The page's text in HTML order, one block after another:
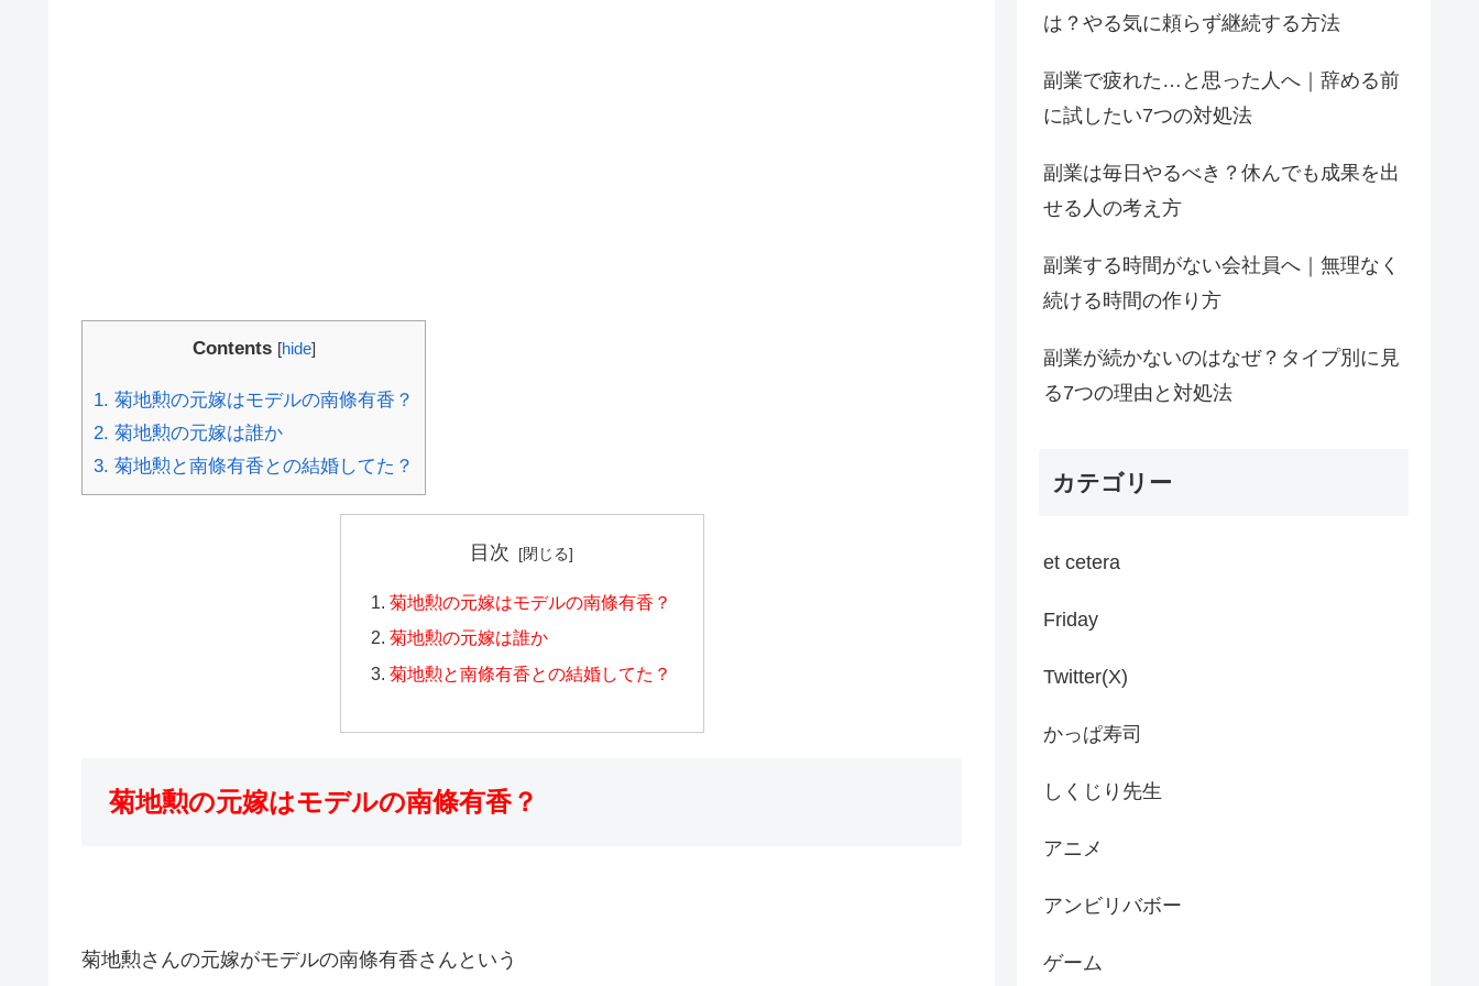
Contents [hide]
1. 菊地勲の元嫁はモデルの南條有香？
2. 菊地勲の元嫁は誰か
3. 菊地勲と南條有香との結婚してた？
目次
菊地勲の元嫁はモデルの南條有香？
菊地勲の元嫁は誰か
菊地勲と南條有香との結婚してた？
菊地勲の元嫁はモデルの南條有香？
菊地勲さんの元嫁がモデルの南條有香さんという
は？やる気に頼らず継続する方法
副業で疲れた…と思った人へ｜辞める前
に試したい7つの対処法
副業は毎日やるべき？休んでも成果を出
せる人の考え方
副業する時間がない会社員へ｜無理なく
続ける時間の作り方
副業が続かないのはなぜ？タイプ別に見
る7つの理由と対処法
カテゴリー
et cetera
Friday
Twitter(X)
かっぱ寿司
しくじり先生
アニメ
アンビリバボー
ゲーム